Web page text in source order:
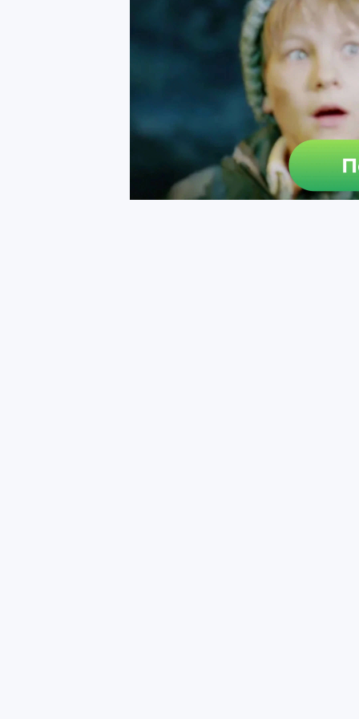
Запрещено:
- Незацензуренные половые органы (с
- Постинг голых лолек (привет РКН).
5) Не нарушайте правила Pikabu.